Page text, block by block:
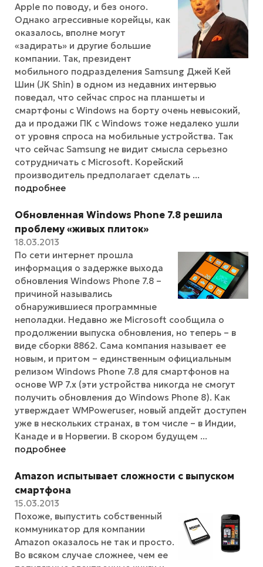
Apple по поводу, и без оного.
Однако агрессивные корейцы, как
оказалось, вполне могут
«задирать» и другие большие
компании. Так, президент
мобильного подразделения Samsung Джей Кей
Шин (JK Shin) в одном из недавних интервью
поведал, что сейчас спрос на планшеты и
смартфоны с Windows на борту очень невысокий,
да и продажи ПК с Windows тоже недалеко ушли
от уровня спроса на мобильные устройства. Так
что сейчас Samsung не видит смысла серьезно
сотрудничать с Microsoft. Корейский
производитель предполагает сделать ...
подробнее
Обновленная Windows Phone 7.8 решила
проблему «живых плиток»
18.03.2013
По сети интернет прошла
информация о задержке выхода
обновления Windows Phone 7.8 –
причиной назывались
обнаружившиеся программные
неполадки. Недавно же Microsoft сообщила о
продолжении выпуска обновления, но теперь – в
виде сборки 8862. Сама компания называет ее
новым, и притом – единственным официальным
релизом Windows Phone 7.8 для смартфонов на
основе WP 7.x (эти устройства никогда не смогут
получить обновления до Windows Phone 8). Как
утверждает WMPoweruser, новый апдейт доступен
уже в нескольких странах, в том числе – в Индии,
Канаде и в Норвегии. В скором будущем ...
подробнее
Amazon испытывает сложности с выпуском
смартфона
15.03.2013
Похоже, выпустить собственный
коммуникатор для компании
Amazon оказалось не так и просто.
Во всяком случае сложнее, чем ее